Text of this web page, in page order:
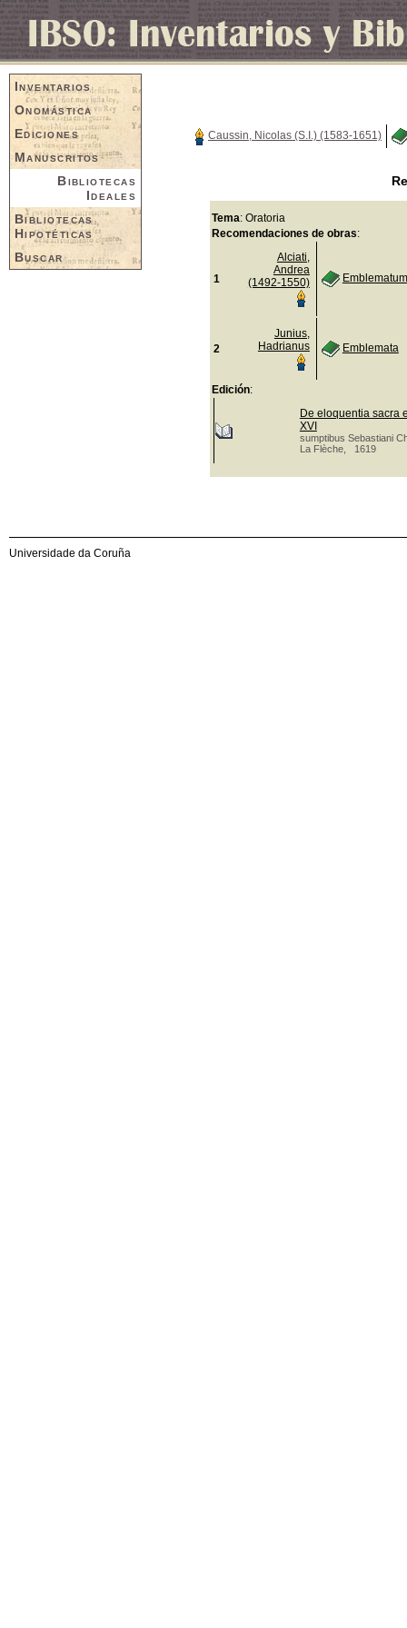
Inventarios
Onomástica
Ediciones
Manuscritos
Bibliotecas
Ideales
Bibliotecas
Hipotéticas
Buscar
Caussin, Nicolas (S.I.) (1583-1651)
Tema: Oratoria
Recomendaciones de obras:
1
Alciati,
Andrea
(1492-1550)
2
Junius,
Hadrianus
Emblemata
Edición:
De eloquentia sacra
XVI
sumptibus Sebastiani
La Flèche, 1619
Universidade da Coruña